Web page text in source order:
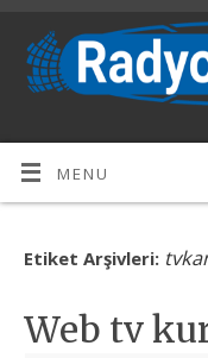
MENU
Etiket Arşivleri:
Web tv